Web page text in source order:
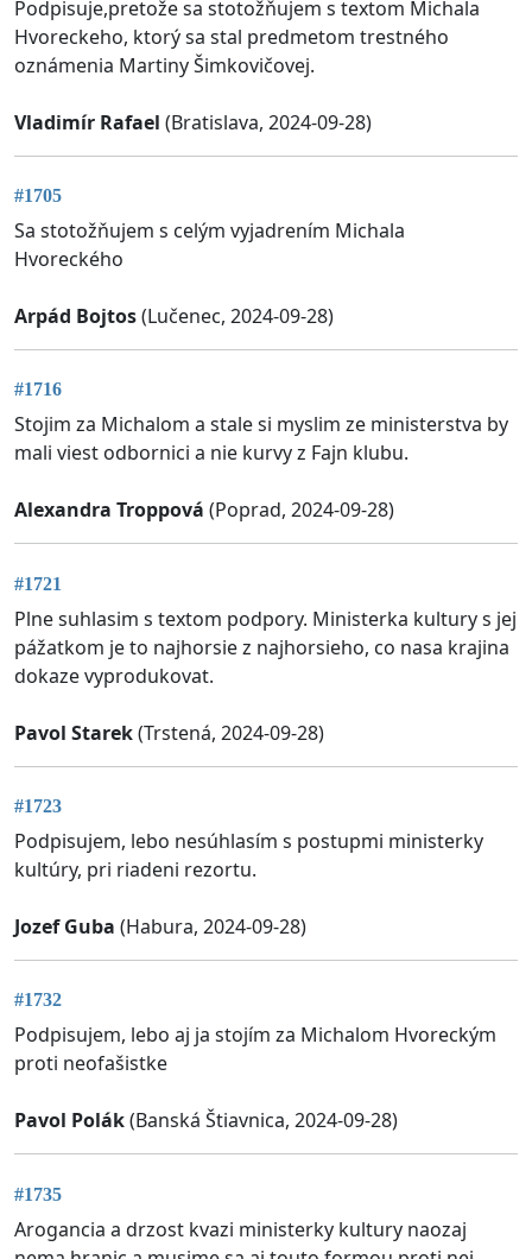
Podpisuje,pretože sa stotožňujem s textom Michala
Hvoreckeho, ktorý sa stal predmetom trestného
oznámenia Martiny Šimkovičovej.
Vladimír Rafael (Bratislava, 2024-09-28)
#1705
Sa stotožňujem s celým vyjadrením Michala
Hvoreckého
Arpád Bojtos(Lučenec, 2024-09-28)
#1716
Stojim za Michalom a stale si myslim ze ministerstva by
mali viest odbornici a nie kurvy z Fajn klubu.
Alexandra Troppová (Poprad, 2024-09-28)
#1721
Plne suhlasim s textom podpory. Ministerka kultury s jej
pážatkom je to najhorsie z najhorsieho, co nasa krajina
dokaze vyprodukovat.
Pavol Starek(Trstená, 2024-09-28)
#1723
Podpisujem, lebo nesúhlasím s postupmi ministerky
kultúry, pri riadeni rezortu.
Jozef Guba (Habura, 2024-09-28)
#1732
Podpisujem, lebo aj ja stojím za Michalom Hvoreckým
proti neofašistke
Pavol Polák(Banská Štiavnica, 2024-09-28)
#1735
Arogancia a drzost kvazi ministerky kultury naozaj